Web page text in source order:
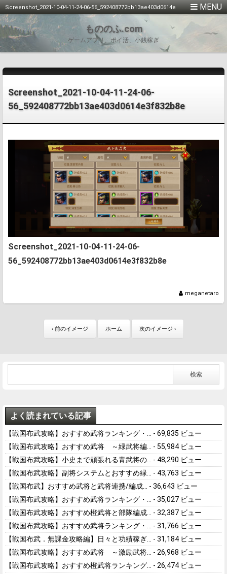
Screenshot_2021-10-04-11-24-06-56_592408772bb13ae403d0614e
3f832b8e
もののふ.com
ゲームアプリ、ポイ活、小銭稼ぎ
Screenshot_2021-10-04-11-24-06-
56_592408772bb13ae403d0614e3f832b8e
Screenshot_2021-10-04-11-24-06-
56_592408772bb13ae403d0614e3f832b8e
meganetaro
‹ 前のイメージ ホーム 次のイメージ ›
よく読まれている記事
【戦国布武攻略】おすすめ武将ランキング・...
- 69,835 ビュー
【戦国布武攻略】おすすめ武将 ～緑武将編...
- 55,984 ビュー
【戦国布武攻略】小史まで頑張れる青武将の...
- 48,290 ビュー
【戦国布武攻略】副将システムとおすすめ緑...
- 43,763 ビュー
【戦国布武】おすすめ武将と武将連携/編成...
- 36,643 ビュー
【戦国布武攻略】おすすめ武将ランキング・...
- 35,027 ビュー
【戦国布武攻略】おすすめ橙武将と部隊編成...
- 32,387 ビュー
【戦国布武攻略】おすすめ武将ランキング・...
- 31,766 ビュー
【戦国布武．無課金攻略編】日々と功績稼ぎ...
- 31,184 ビュー
【戦国布武攻略】おすすめ武将 ～激励武将...
- 26,968 ビュー
【戦国布武攻略】おすすめ橙武将ランキング...
- 26,474 ビュー